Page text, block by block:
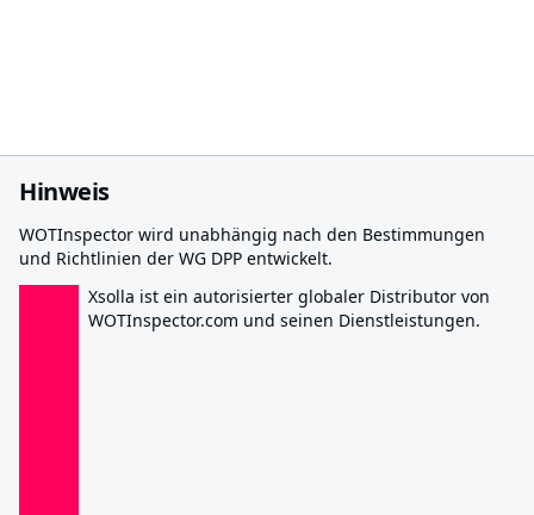
Hinweis
WOTInspector wird unabhängig nach den Bestimmungen
und Richtlinien der WG DPP entwickelt.
Xsolla ist ein autorisierter globaler Distributor von
WOTInspector.com und seinen Dienstleistungen.